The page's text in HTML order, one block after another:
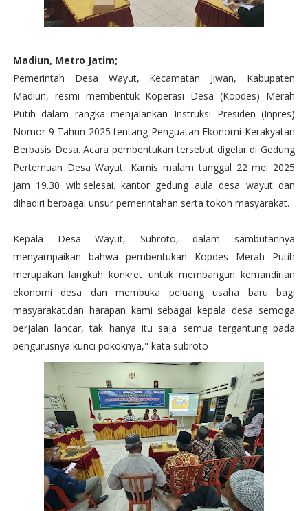
Madiun, Metro Jatim;
Pemerintah Desa Wayut, Kecamatan Jiwan, Kabupaten
Madiun, resmi membentuk Koperasi Desa (Kopdes) Merah
Putih dalam rangka menjalankan Instruksi Presiden (Inpres)
Nomor 9 Tahun 2025 tentang Penguatan Ekonomi Kerakyatan
Berbasis Desa. Acara pembentukan tersebut digelar di Gedung
Pertemuan Desa Wayut, Kamis malam tanggal 22 mei 2025
jam 19.30 wib.selesai. kantor gedung aula desa wayut dan
dihadiri berbagai unsur pemerintahan serta tokoh masyarakat.
Kepala Desa Wayut, Subroto, dalam sambutannya
menyampaikan bahwa pembentukan Kopdes Merah Putih
merupakan langkah konkret untuk membangun kemandirian
ekonomi desa dan membuka peluang usaha baru bagi
masyarakat.dan harapan kami sebagai kepala desa semoga
berjalan lancar, tak hanya itu saja semua tergantung pada
pengurusnya kunci pokoknya," kata subroto